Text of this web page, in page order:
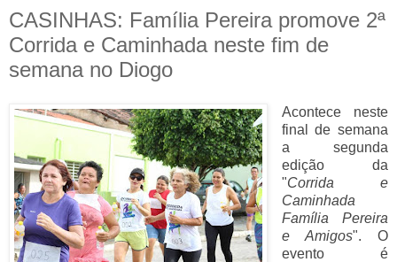
CASINHAS: Família Pereira promove 2ª
Corrida e Caminhada neste fim de
semana no Diogo
Acontece neste
final de semana
a segunda
edição da
"Corrida e
Caminhada
Família Pereira
e Amigos". O
evento é